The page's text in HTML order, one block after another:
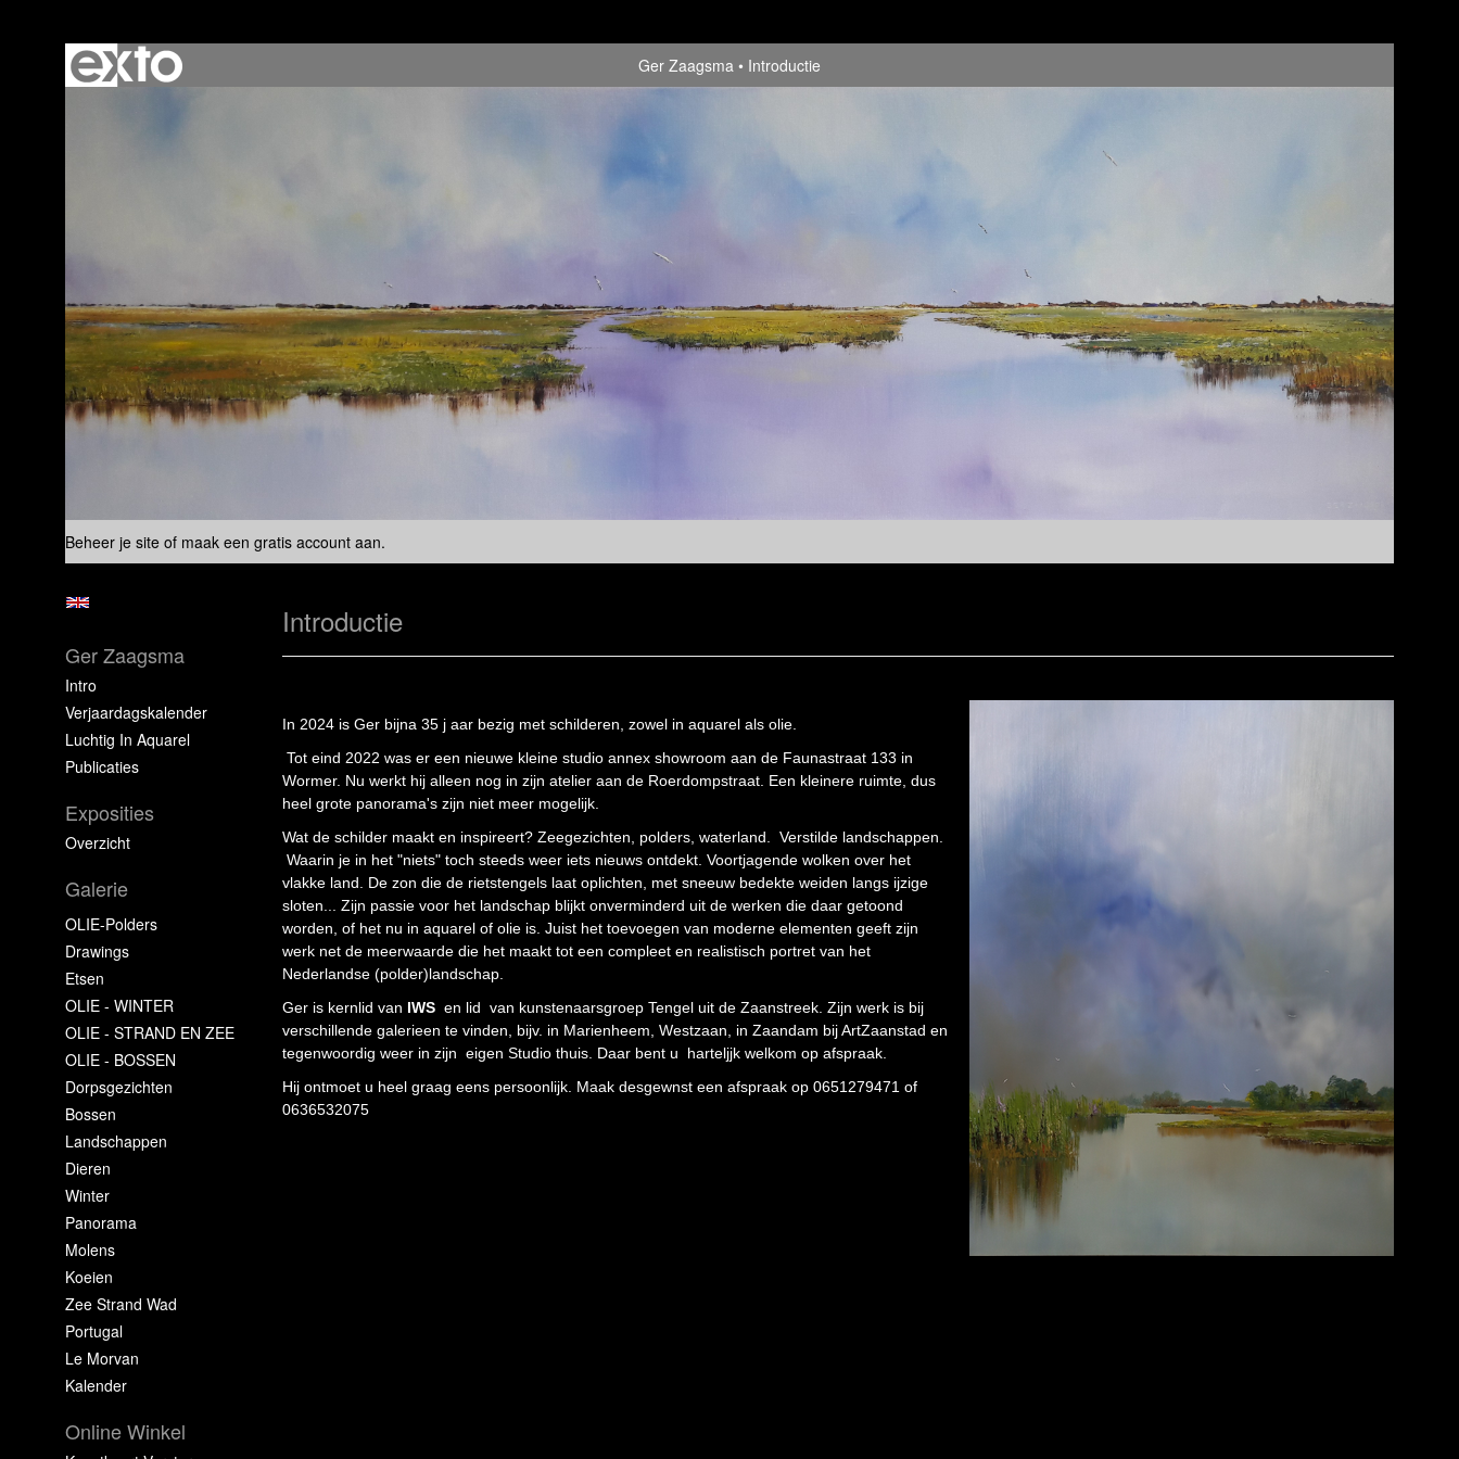
Ger Zaagsma Introductie
Beheer je site of maak een gratis account aan.
Introductie
In 2024 is Ger bijna 35 j aar bezig met schilderen, zowel in aquarel als olie.
Tot eind 2022 was er een nieuwe kleine studio annex showroom aan de Faunastraat 133 in
Wormer. Nu werkt hij alleen nog in zijn atelier aan de Roerdompstraat. Een kleinere ruimte, dus
heel grote panorama's zijn niet meer mogelijk.
Wat de schilder maakt en inspireert? Zeegezichten, polders, waterland. Verstilde landschappen.
Waarin je in het "niets" toch steeds weer iets nieuws ontdekt. Voortjagende wolken over het
vlakke land. De zon die de rietstengels laat oplichten, met sneeuw bedekte weiden langs ijzige
sloten... Zijn passie voor het landschap blijkt onverminderd uit de werken die daar getoond
worden, of het nu in aquarel of olie is. Juist het toevoegen van moderne elementen geeft zijn
werk net de meerwaarde die het maakt tot een compleet en realistisch portret van het
Nederlandse (polder)landschap.
Ger is kernlid van IWS en lid van kunstenaarsgroep Tengel uit de Zaanstreek. Zijn werk is bij
verschillende galerieen te vinden, bijv. in Marienheem, Westzaan, in Zaandam bij ArtZaanstad en
tegenwoordig weer in zijn eigen Studio thuis. Daar bent u harteljjk welkom op afspraak.
Hij ontmoet u heel graag eens persoonlijk. Maak desgewnst een afspraak op 0651279471 of
0636532075
Ger Zaagsma
Intro
Verjaardagskalender
Luchtig In Aquarel
Publicaties
Exposities
Overzicht
Galerie
OLIE-Polders
Drawings
Etsen
OLIE - WINTER
OLIE - STRAND EN ZEE
OLIE - BOSSEN
Dorpsgezichten
Bossen
Landschappen
Dieren
Winter
Panorama
Molens
Koeien
Zee Strand Wad
Portugal
Le Morvan
Kalender
Online Winkel